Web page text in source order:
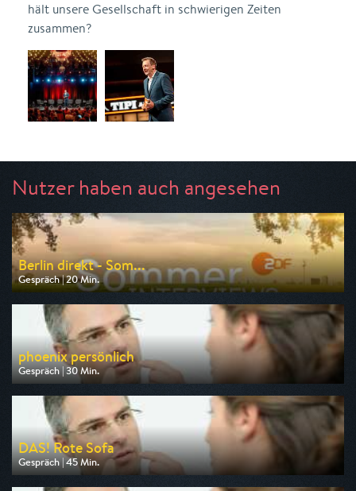
hält unsere Gesellschaft in schwierigen Zeiten
zusammen?
Nutzer haben auch angesehen
Berlin direkt - Som...
Gespräch | 20 Min.
Ausgestrahlt von ZDF
am 09.08.2026, 19:10
phoenix persönlich
Gespräch | 30 Min.
Ausgestrahlt von Phoenix
am 09.08.2026, 11:30
DAS! Rote Sofa
Gespräch | 45 Min.
Ausgestrahlt von NDR
am 08.08.2026, 05:15